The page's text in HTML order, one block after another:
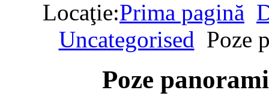
Locaţie:Prima pagină
Uncategorised Poze
Poze